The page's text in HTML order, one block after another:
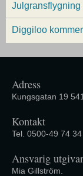
Julgransflygning
Diggiloo
Adress
Kungsgatan 19
Kontakt
Tel. 0500-49 74 34
Ansvarig
Mia Gillström.